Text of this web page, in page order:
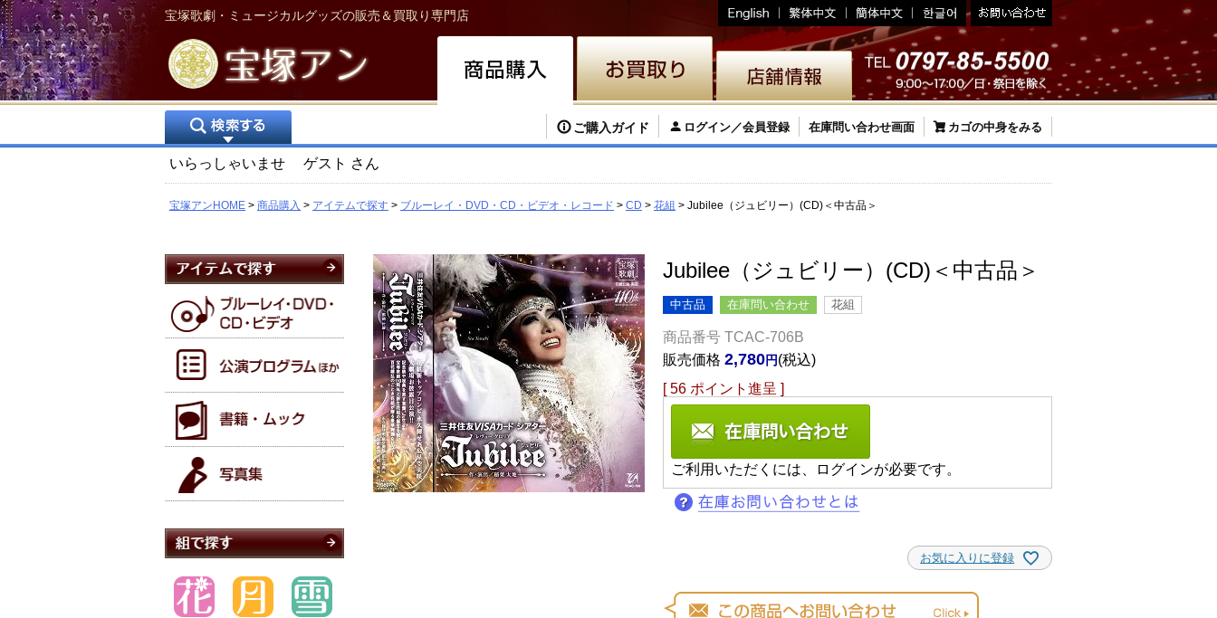
宝塚歌劇・ミュージカルグッズの販売＆買取り専門店
ご購入ガイド ログイン／会員登録 在庫問い合わせ画面 カゴの中身をみる
いらっしゃいませ ゲスト さん
宝塚アンHOME 商品購入 アイテムで探す ブルーレイ・DVD・CD・ビデオ・レコード CD 花組 Jubilee（ジュビリー）(CD)＜中古品＞
Jubilee（ジュビリー）(CD)＜中古品＞
中古品 在庫問い合わせ 花組
商品番号 TCAC-706B
販売価格 2,780
税込
[ 56 ポイント進呈 ]
ご利用いただくには、ログインが必要です。
お気に入りに登録